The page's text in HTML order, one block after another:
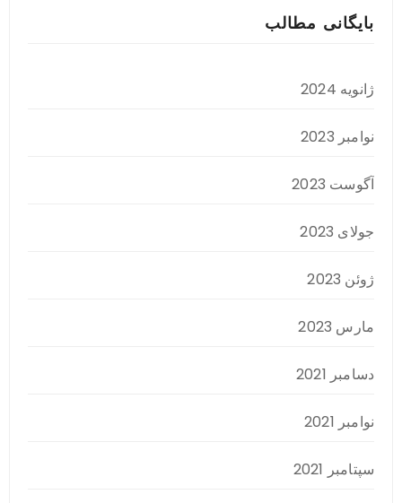
بایگانی مطالب
ژانویه 2024
نوامبر 2023
آگوست 2023
جولای 2023
ژوئن 2023
مارس 2023
دسامبر 2021
نوامبر 2021
سپتامبر 2021